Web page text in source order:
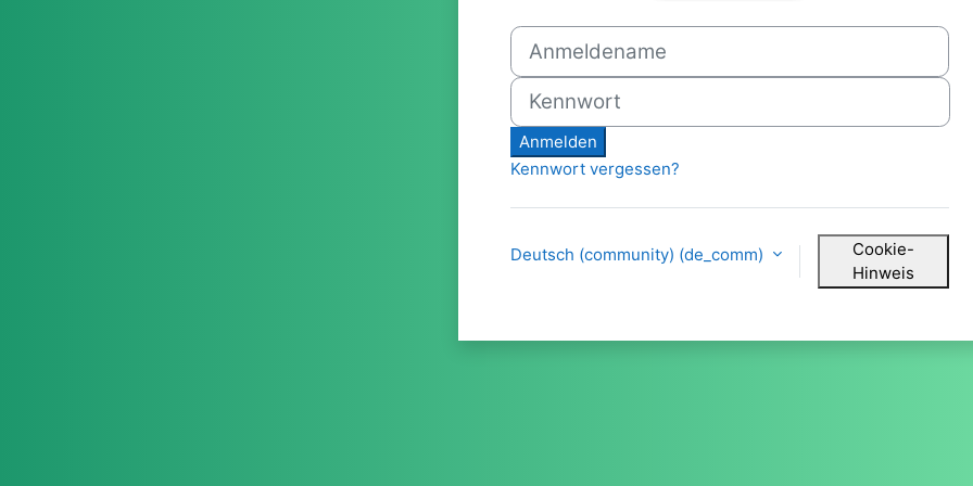
Anmelden bei
Anmeldename
Kennwort
Anmelden
Kennwort vergessen?
Deutsch (community) ‎(de_comm)‎
Cookie-
Hinweis